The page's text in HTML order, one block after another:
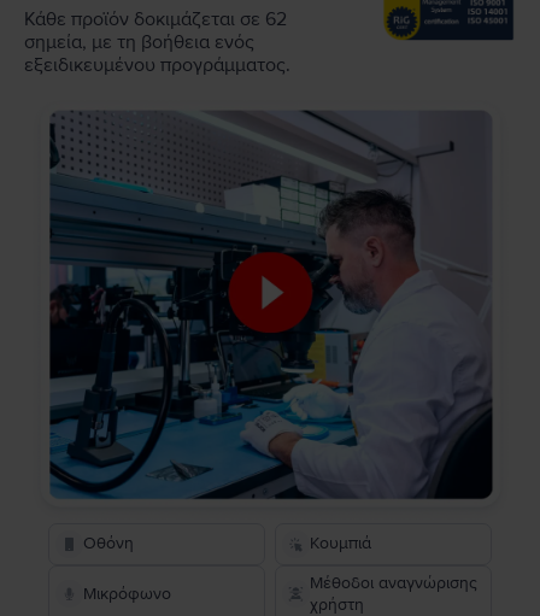
Κάθε προϊόν δοκιμάζεται σε 62
σημεία, με τη βοήθεια ενός
εξειδικευμένου προγράμματος.
Οθόνη Κουμπιά
Μικρόφωνο
Μέθοδοι αναγνώρισης
χρήστη